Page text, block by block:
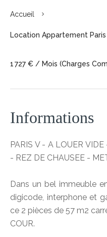
Accueil
Location Appartement Paris
1 727 € / Mois (Charges
Informations
PARIS V - A LOUER
- REZ DE CHAUSEE -
Dans un bel immeuble
digicode, interphone et
ce 2 pièces de 57 m2
COUR.